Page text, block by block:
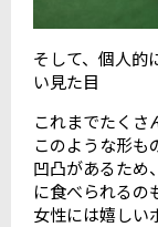
そして、個人的
い見た目
これまでたくさ
このような形も
凹凸があるため
に食べられるの
女性には嬉しい